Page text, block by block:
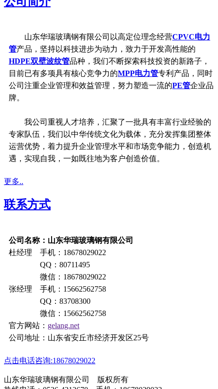
山东华瑞玻璃钢有限公司以高定位理念经营CPVC电力
管产品，坚持以科技进步为动力，致力于开发高性能的
HDPE双壁波纹管品种，我们不断探索科技投资的新路子，
目前已有多项具有核心竞争力的MPP电力管专利产品，同时
公司注重企业管理和效益管理，努力塑造一流的PE管企业品
牌。
我公司重视人才培养，汇聚了一批具有丰富行业经验的
专家队伍，我们以中华传统文化为载体，充分发挥集团整体
运营优势，着力提升企业管理水平和市场竞争能力，创造机
遇，实现自我，一如既往地为客户创造价值。
更多..
联系方式
公司名称：山东华瑞玻璃钢有限公司
杜经理 手机：18678029022
QQ：80711495
微信：18678029022
张经理 手机：15662562758
QQ：83708300
微信：15662562758
官方网站： gelang.net
公司地址：山东省安丘市经济开发区25号
点击电话咨询:18678029022
山东华瑞玻璃钢有限公司 版权所有